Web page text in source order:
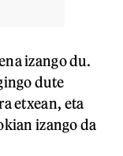
izango du.
dute
etxean, eta
izango da